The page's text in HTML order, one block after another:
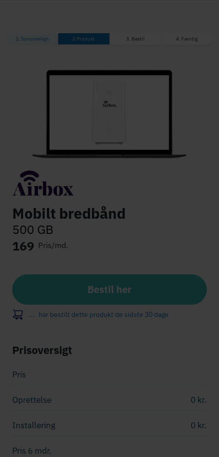
1. Sammenlign 2.Produkt 3. Bestil 4. Færdig
Mobilt bredbånd
500 GB
169 Pris/md.
Bestil her
... har bestilt dette produkt de sidste 30 dage
Prisoversigt
Pris
Oprettelse 0 kr.
Installering 0 kr.
Pris 6 mdr.